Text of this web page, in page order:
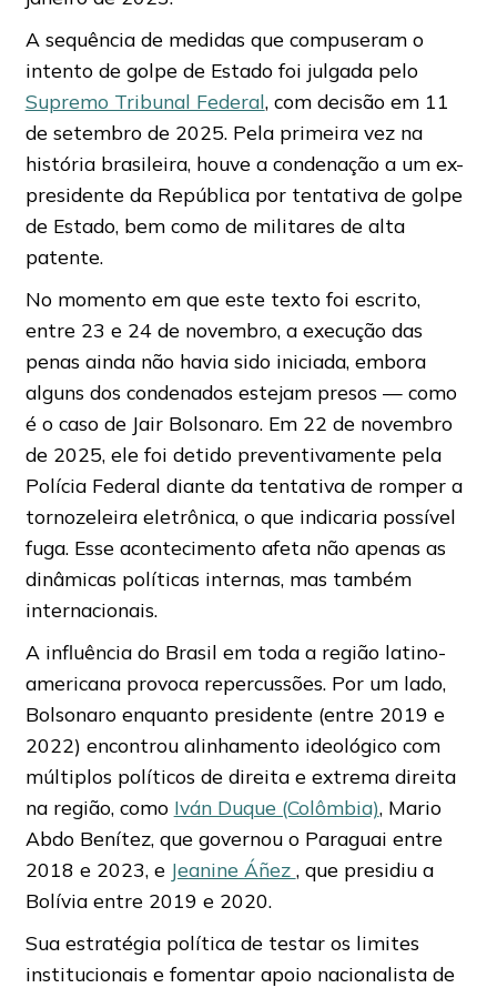
A sequência de medidas que compuseram o
intento de golpe de Estado foi julgada pelo
Supremo Tribunal Federal, com decisão em 11
de setembro de 2025. Pela primeira vez na
história brasileira, houve a condenação a um ex-
presidente da República por tentativa de golpe
de Estado, bem como de militares de alta
patente.
No momento em que este texto foi escrito,
entre 23 e 24 de novembro, a execução das
penas ainda não havia sido iniciada, embora
alguns dos condenados estejam presos — como
é o caso de Jair Bolsonaro. Em 22 de novembro
de 2025, ele foi detido preventivamente pela
Polícia Federal diante da tentativa de romper a
tornozeleira eletrônica, o que indicaria possível
fuga. Esse acontecimento afeta não apenas as
dinâmicas políticas internas, mas também
internacionais.
A influência do Brasil em toda a região latino-
americana provoca repercussões. Por um lado,
Bolsonaro enquanto presidente (entre 2019 e
2022) encontrou alinhamento ideológico com
múltiplos políticos de direita e extrema direita
na região, como Iván Duque (Colômbia), Mario
Abdo Benítez, que governou o Paraguai entre
2018 e 2023, e Jeanine Áñez , que presidiu a
Bolívia entre 2019 e 2020.
Sua estratégia política de testar os limites
institucionais e fomentar apoio nacionalista de